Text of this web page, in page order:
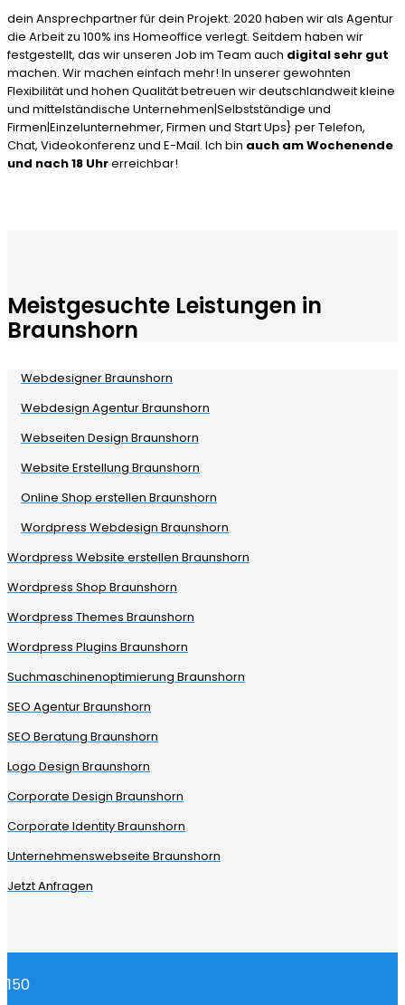
dein Ansprechpartner für dein Projekt. 2020 haben wir als Agentur
die Arbeit zu 100% ins Homeoffice verlegt. Seitdem haben wir
festgestellt, das wir unseren Job im Team auch digital sehr gut
machen. Wir machen einfach mehr! In unserer gewohnten
Flexibilität und hohen Qualität betreuen wir deutschlandweit kleine
und mittelständische Unternehmen|Selbstständige und
Firmen|Einzelunternehmer, Firmen und Start Ups} per Telefon,
Chat, Videokonferenz und E-Mail. Ich bin auch am Wochenende
und nach 18 Uhrerreichbar!
Meistgesuchte Leistungen in
Braunshorn
Webdesigner Braunshorn
Webdesign Agentur Braunshorn
Webseiten Design Braunshorn
Website Erstellung Braunshorn
Online Shop erstellen Braunshorn
Wordpress Webdesign Braunshorn
Wordpress Website erstellen Braunshorn
Wordpress Shop Braunshorn
Wordpress Themes Braunshorn
Wordpress Plugins Braunshorn
Suchmaschinenoptimierung Braunshorn
SEO Agentur Braunshorn
SEO Beratung Braunshorn
Logo Design Braunshorn
Corporate Design Braunshorn
Corporate Identity Braunshorn
Unternehmenswebseite Braunshorn
Jetzt Anfragen
150